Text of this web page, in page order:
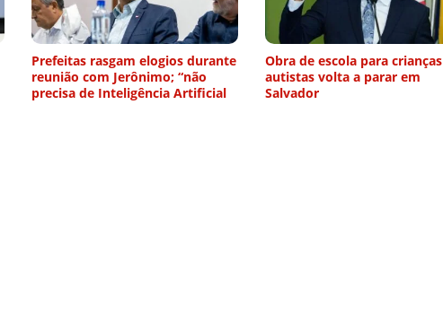
Prefeitas rasgam elogios durante
reunião com Jerônimo; “não
precisa de Inteligência Artificial
Obra de escola para crianças
autistas volta a parar em
Salvador